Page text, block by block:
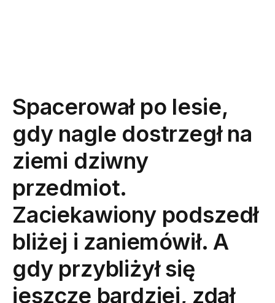
Spacerował po lesie,
gdy nagle dostrzegł na
ziemi dziwny
przedmiot.
Zaciekawiony podszedł
bliżej i zaniemówił. A
gdy przybliżył się
jeszcze bardziej, zdał